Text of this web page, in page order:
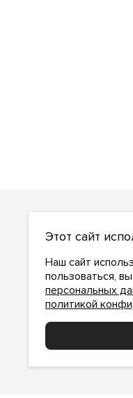
О
О
Этот сайт
Наш сайт
пользоваться,
персональных
политикой